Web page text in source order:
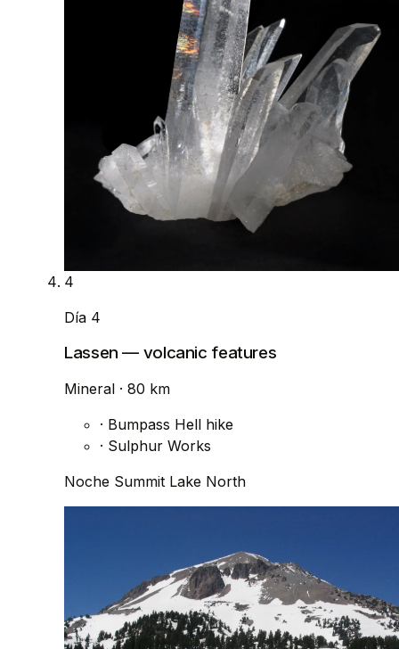
4
Día 4
Lassen — volcanic features
Mineral · 80 km
· Bumpass Hell hike
· Sulphur Works
Noche Summit Lake North